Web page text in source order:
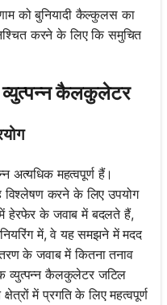
को बुनियादी कैल्कुलस का
करने के लिए कि समुचित
व्युत्पन्न कैलकुलेटर
अत्यधिक महत्वपूर्ण हैं।
विश्लेषण करने के लिए उपयोग
हेरफेर के जवाब में बदलते हैं,
में, वे यह समझने में मदद
के जवाब में कितना तनाव
व्युत्पन्न कैलकुलेटर जटिल
में प्रगति के लिए महत्वपूर्ण